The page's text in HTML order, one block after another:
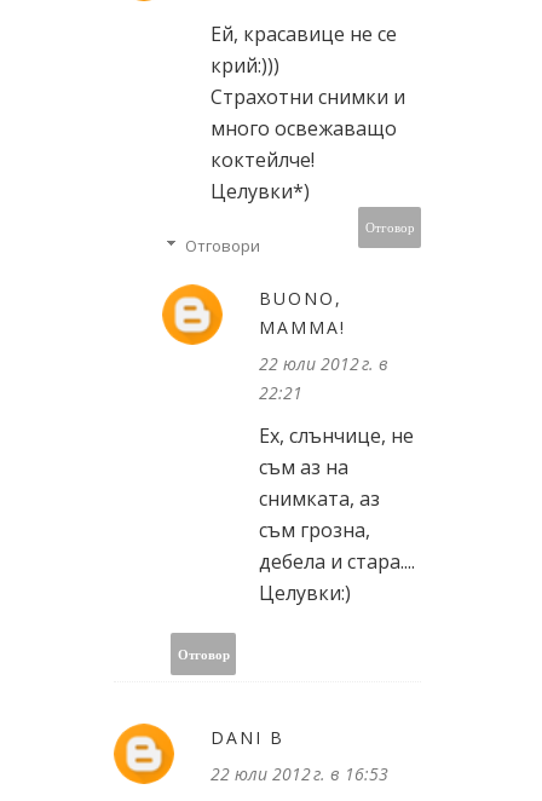
Ей, красавице не се
крий:)))
Страхотни снимки и
много освежаващо
коктейлче!
Целувки*)
Отговор
Отговори
BUONO,
MAMMA!
22 юли 2012 г. в
22:21
Ех, слънчице, не
съм аз на
снимката, аз
съм грозна,
дебела и стара....
Целувки:)
Отговор
DANI B
22 юли 2012 г. в 16:53